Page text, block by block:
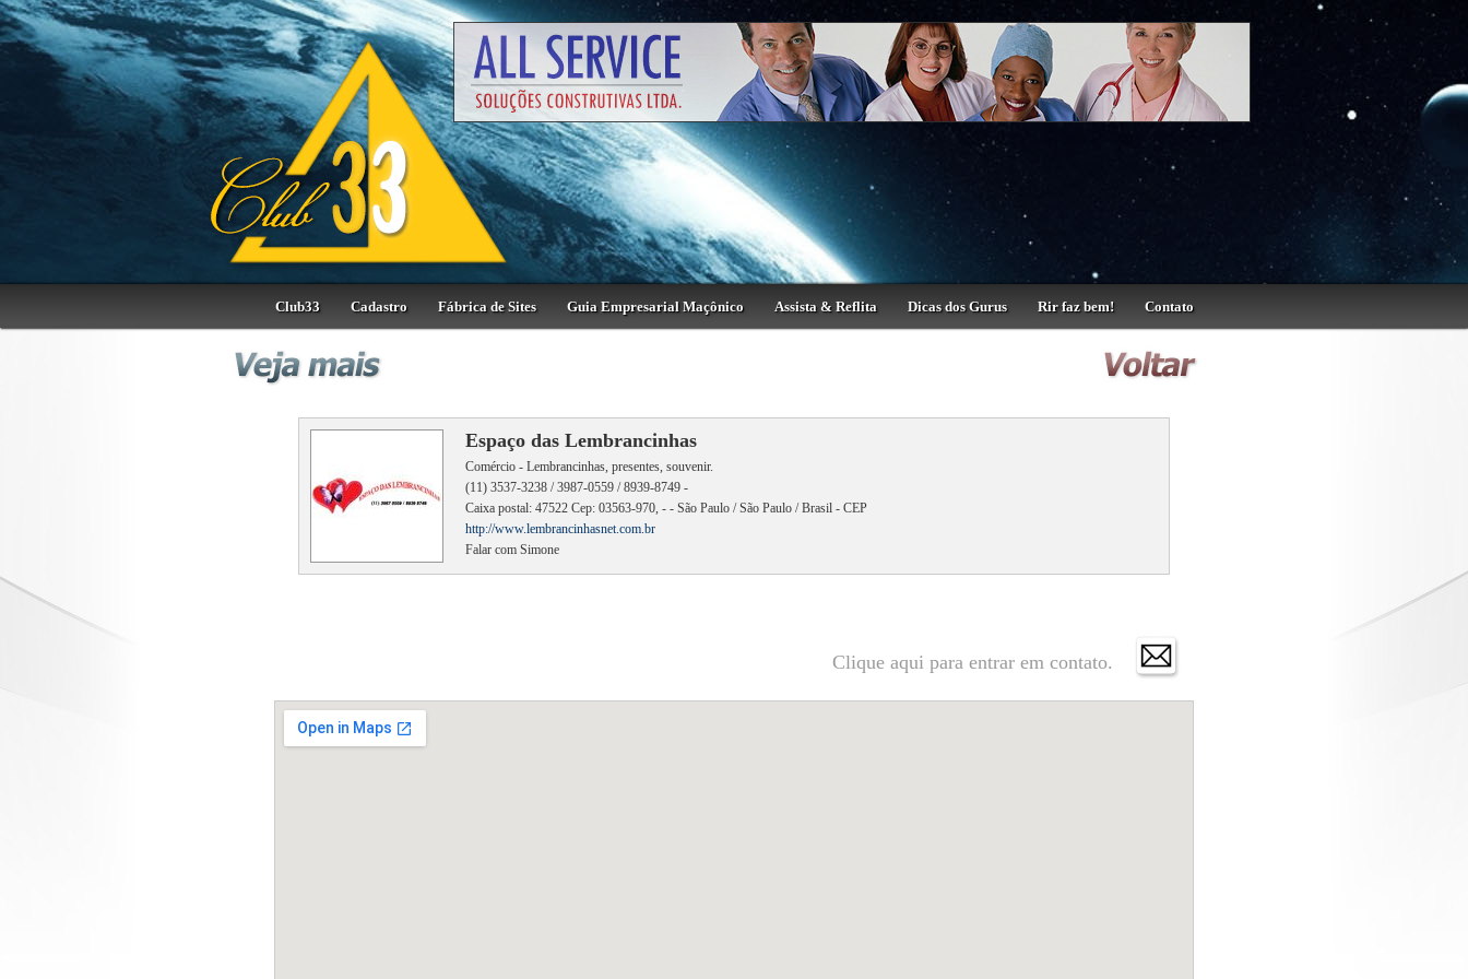
Club33 Cadastro Fábrica de Sites Guia Empresarial Maçônico Assista & Reflita Dicas dos Gurus Rir faz bem! Contato
Espaço das Lembrancinhas
Comércio - Lembrancinhas, presentes, souvenir.
(11) 3537-3238 / 3987-0559 / 8939-8749 -
Caixa postal: 47522 Cep: 03563-970, - - São Paulo / São Paulo / Brasil - CEP
http://www.lembrancinhasnet.com.br
Falar com Simone
Clique aqui para entrar em contato.